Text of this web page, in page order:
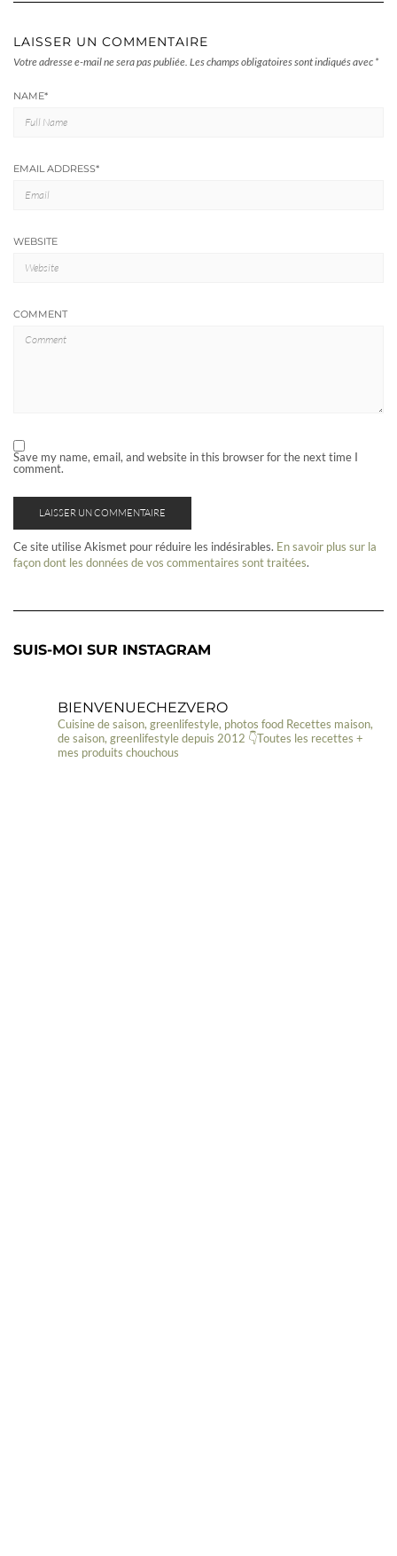
LAISSER UN COMMENTAIRE
Votre adresse e-mail ne sera pas publiée. Les champs obligatoires sont indiqués avec *
NAME*
EMAIL ADDRESS*
WEBSITE
COMMENT
Save my name, email, and website in this browser for the next time I
comment.
Ce site utilise Akismet pour réduire les indésirables. En savoir plus sur la
façon dont les données de vos commentaires sont traitées.
SUIS-MOI SUR INSTAGRAM
BIENVENUECHEZVERO
Cuisine de saison, greenlifestyle, photos food Recettes maison,
de saison, greenlifestyle depuis 2012 👇Toutes les recettes +
mes produits chouchous